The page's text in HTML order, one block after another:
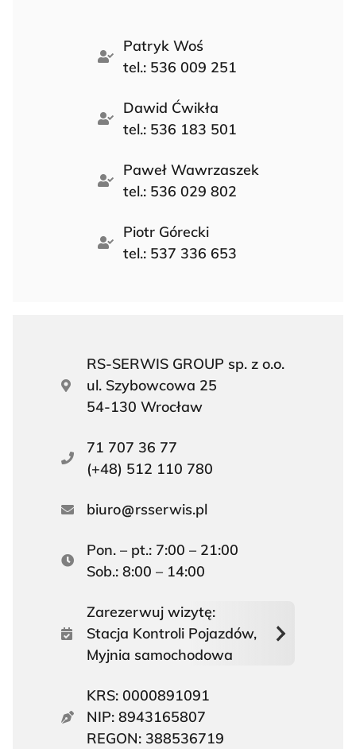
Patryk Woś
tel.: 536 009 251
Dawid Ćwikła
tel.: 536 183 501
Paweł Wawrzaszek
tel.: 536 029 802
Piotr Górecki
tel.: 537 336 653
RS-SERWIS GROUP sp. z o.o.
ul. Szybowcowa 25
54-130 Wrocław
71 707 36 77
(+48) 512 110 780
biuro rsserwis.pl
Pon. – pt.: 7:00 – 21:00
Sob.: 8:00 – 14:00
Zarezerwuj wizytę:
Stacja Kontroli Pojazdów,
Myjnia samochodowa
KRS: 0000891091
NIP: 8943165807
REGON: 388536719